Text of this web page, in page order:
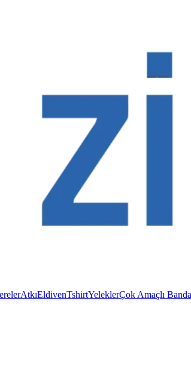
AtkıEldivenTshirtYeleklerÇok Amaçlı